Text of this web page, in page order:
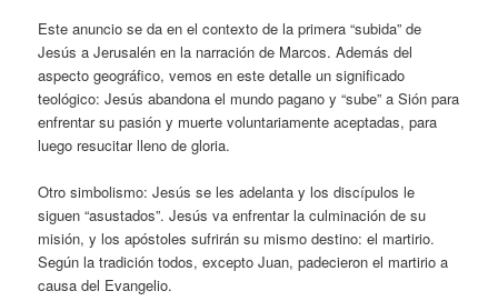
Este anuncio se da en el contexto de la primera “subida” de
Jesús a Jerusalén en la narración de Marcos. Además del
aspecto geográfico, vemos en este detalle un significado
teológico: Jesús abandona el mundo pagano y “sube” a Sión para
enfrentar su pasión y muerte voluntariamente aceptadas, para
luego resucitar lleno de gloria.
Otro simbolismo: Jesús se les adelanta y los discípulos le
siguen “asustados”. Jesús va enfrentar la culminación de su
misión, y los apóstoles sufrirán su mismo destino: el martirio.
Según la tradición todos, excepto Juan, padecieron el martirio a
causa del Evangelio.